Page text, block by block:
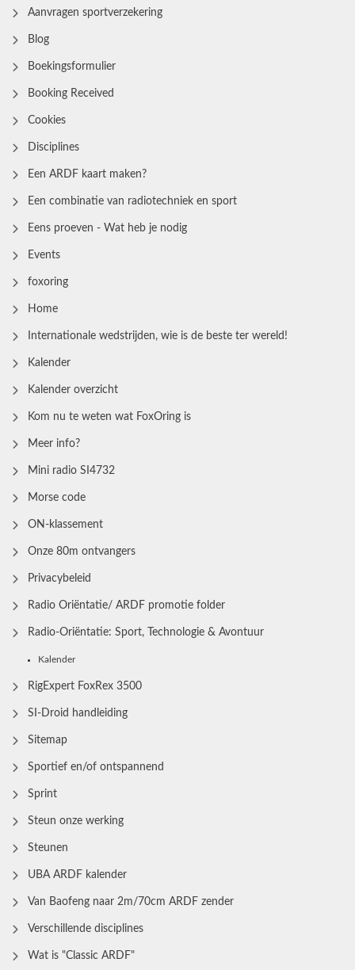
Aanvragen sportverzekering
Blog
Boekingsformulier
Booking Received
Cookies
Disciplines
Een ARDF kaart maken?
Een combinatie van radiotechniek en sport
Eens proeven - Wat heb je nodig
Events
foxoring
Home
Internationale wedstrijden, wie is de beste ter wereld!
Kalender
Kalender overzicht
Kom nu te weten wat FoxOring is
Meer info?
Mini radio SI4732
Morse code
ON-klassement
Onze 80m ontvangers
Privacybeleid
Radio Oriëntatie/ ARDF promotie folder
Radio‑Oriëntatie: Sport, Technologie & Avontuur
Kalender
RigExpert FoxRex 3500
SI-Droid handleiding
Sitemap
Sportief en/of ontspannend
Sprint
Steun onze werking
Steunen
UBA ARDF kalender
Van Baofeng naar 2m/70cm ARDF zender
Verschillende disciplines
Wat is "Classic ARDF"